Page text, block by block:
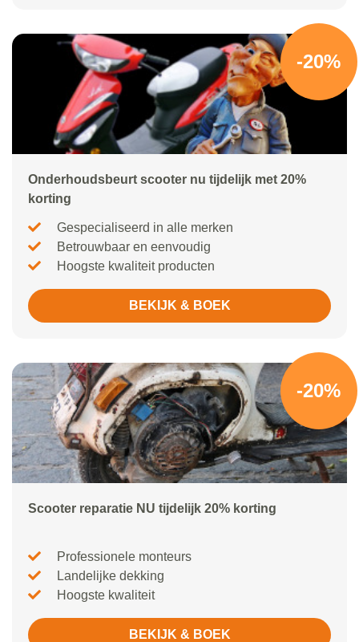
-20%
Onderhoudsbeurt scooter nu tijdelijk met 20%
korting
Gespecialiseerd in alle merken
Betrouwbaar en eenvoudig
Hoogste kwaliteit producten
BEKIJK & BOEK
-20%
Scooter reparatie NU tijdelijk 20% korting
Professionele monteurs
Landelijke dekking
Hoogste kwaliteit
BEKIJK & BOEK